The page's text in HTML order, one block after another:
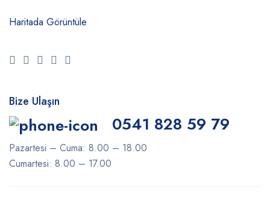
Haritada Görüntüle
Bize Ulaşın
0541 828 59 79
Pazartesi – Cuma: 8.00 – 18.00
Cumartesi: 8.00 – 17.00